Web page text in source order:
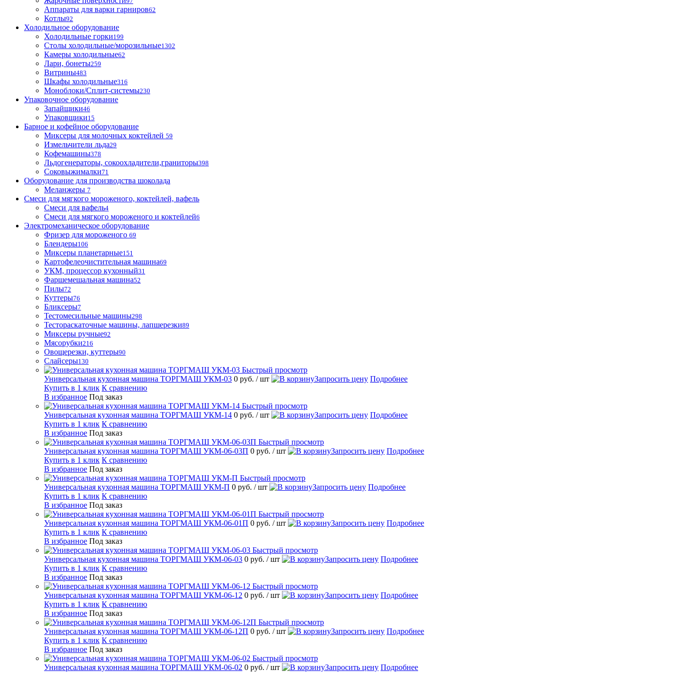
Аппараты для варки гарниров62
Котлы92
Холодильное оборудование
Холодильные горки199
Столы холодильные/морозильные1302
Камеры холодильные62
Лари, бонеты259
Витрины483
Шкафы холодильные316
Моноблоки/Сплит-системы230
Упаковочное оборудование
Запайщики46
Упаковщики15
Барное и кофейное оборудование
Миксеры для молочных коктейлей 59
Измельчители льда29
Кофемашины378
Льдогенераторы, сокоохладители,граниторы398
Соковыжималки71
Оборудование для производства шоколада
Меланжеры 7
Смеси для мягкого мороженого, коктейлей, вафель
Смеси для вафель4
Смеси для мягкого мороженого и коктейлей6
Электромеханическое оборудование
Фризер для мороженого 69
Блендеры106
Миксеры планетарные151
Картофелеочистительная машина69
УКМ, процессор кухонный31
Фаршемешальная машина52
Пилы72
Куттеры76
Бликсеры7
Тестомесильные машины298
Тестораскаточные машины, лапшерезки89
Миксеры ручные92
Мясорубки216
Овощерезки, куттеры90
Слайсеры130
Быстрый просмотр
Универсальная кухонная машина ТОРГМАШ УКМ-03 0 руб. / шт Запросить цену Подробнее
Купить в 1 клик К сравнению
В избранное Под заказ
Быстрый просмотр
Универсальная кухонная машина ТОРГМАШ УКМ-14 0 руб. / шт Запросить цену Подробнее
Купить в 1 клик К сравнению
В избранное Под заказ
Быстрый просмотр
Универсальная кухонная машина ТОРГМАШ УКМ-06-03П 0 руб. / шт Запросить цену Подробнее
Купить в 1 клик К сравнению
В избранное Под заказ
Быстрый просмотр
Универсальная кухонная машина ТОРГМАШ УКМ-П 0 руб. / шт Запросить цену Подробнее
Купить в 1 клик К сравнению
В избранное Под заказ
Быстрый просмотр
Универсальная кухонная машина ТОРГМАШ УКМ-06-01П 0 руб. / шт Запросить цену Подробнее
Купить в 1 клик К сравнению
В избранное Под заказ
Быстрый просмотр
Универсальная кухонная машина ТОРГМАШ УКМ-06-03 0 руб. / шт Запросить цену Подробнее
Купить в 1 клик К сравнению
В избранное Под заказ
Быстрый просмотр
Универсальная кухонная машина ТОРГМАШ УКМ-06-12 0 руб. / шт Запросить цену Подробнее
Купить в 1 клик К сравнению
В избранное Под заказ
Быстрый просмотр
Универсальная кухонная машина ТОРГМАШ УКМ-06-12П 0 руб. / шт Запросить цену Подробнее
Купить в 1 клик К сравнению
В избранное Под заказ
Быстрый просмотр
Универсальная кухонная машина ТОРГМАШ УКМ-06-02 0 руб. / шт Запросить цену Подробнее